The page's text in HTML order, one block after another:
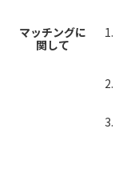
マッチングに
関して